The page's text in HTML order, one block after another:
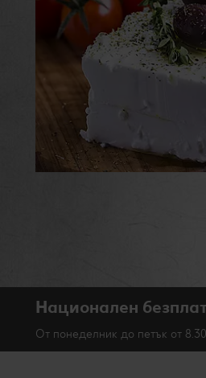
Национален
От понеделник до петък от